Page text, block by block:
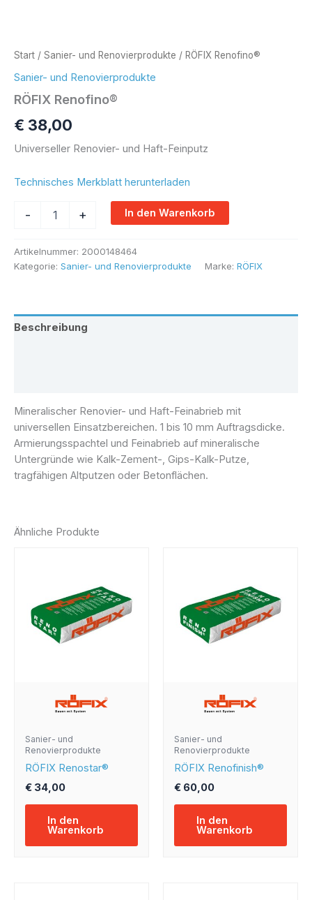
Start / Sanier- und Renovierprodukte / RÖFIX Renofino®
Sanier- und Renovierprodukte
RÖFIX Renofino®
€ 38,00
Universeller Renovier- und Haft-Feinputz
Technisches Merkblatt herunterladen
- + In den Warenkorb
Artikelnummer: 2000148464
Kategorie: Sanier- und Renovierprodukte Marke: RÖFIX
Beschreibung
Mineralischer Renovier- und Haft-Feinabrieb mit
universellen Einsatzbereichen. 1 bis 10 mm Auftragsdicke.
Armierungsspachtel und Feinabrieb auf mineralische
Untergründe wie Kalk-Zement-, Gips-Kalk-Putze,
tragfähigen Altputzen oder Betonflächen.
Ähnliche Produkte
Sanier- und
Renovierprodukte
RÖFIX Renostar®
€ 34,00
In den
Warenkorb
Sanier- und
Renovierprodukte
RÖFIX Renofinish®
€ 60,00
In den
Warenkorb